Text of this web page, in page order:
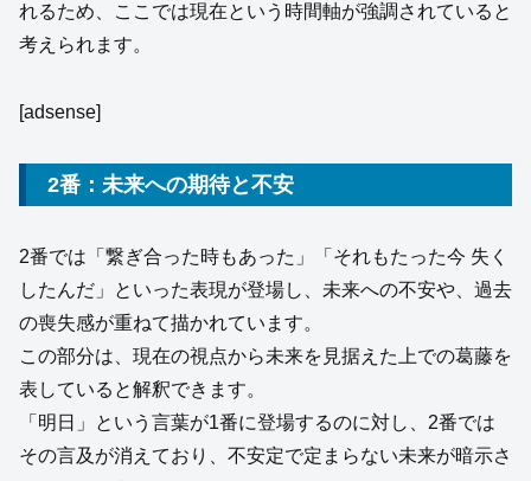
れるため、ここでは現在という時間軸が強調されていると
考えられます。
[adsense]
2番：未来への期待と不安
2番では「繋ぎ合った時もあった」「それもたった今 失く
したんだ」といった表現が登場し、未来への不安や、過去
の喪失感が重ねて描かれています。
この部分は、現在の視点から未来を見据えた上での葛藤を
表していると解釈できます。
「明日」という言葉が1番に登場するのに対し、2番では
その言及が消えており、不安定で定まらない未来が暗示さ